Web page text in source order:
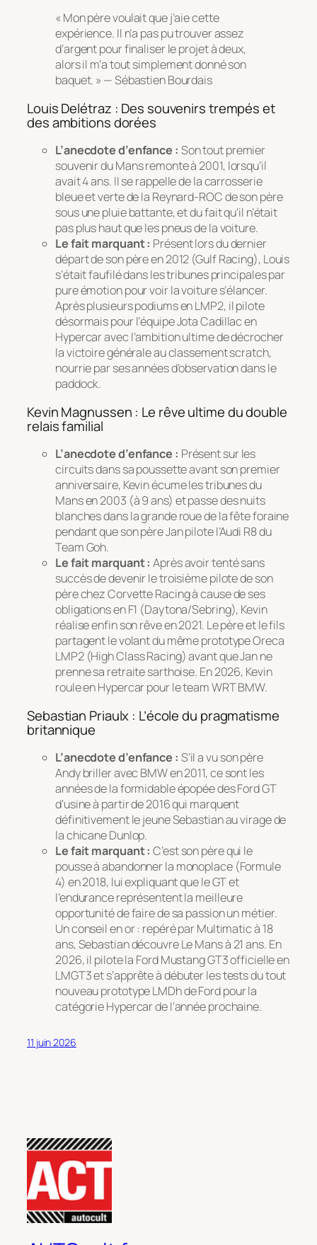
« Mon père voulait que j’aie cette
expérience. Il n’a pas pu trouver assez
d’argent pour finaliser le projet à deux,
alors il m’a tout simplement donné son
baquet. » — Sébastien Bourdais
Louis Delétraz : Des souvenirs trempés et
des ambitions dorées
L’anecdote d’enfance : Son tout premier
souvenir du Mans remonte à 2001, lorsqu’il
avait 4 ans. Il se rappelle de la carrosserie
bleue et verte de la Reynard-ROC de son père
sous une pluie battante, et du fait qu’il n’était
pas plus haut que les pneus de la voiture.
Le fait marquant : Présent lors du dernier
départ de son père en 2012 (Gulf Racing), Louis
s’était faufilé dans les tribunes principales par
pure émotion pour voir la voiture s’élancer.
Après plusieurs podiums en LMP2, il pilote
désormais pour l’équipe Jota Cadillac en
Hypercar avec l’ambition ultime de décrocher
la victoire générale au classement scratch,
nourrie par ses années d’observation dans le
paddock.
Kevin Magnussen : Le rêve ultime du double
relais familial
L’anecdote d’enfance : Présent sur les
circuits dans sa poussette avant son premier
anniversaire, Kevin écume les tribunes du
Mans en 2003 (à 9 ans) et passe des nuits
blanches dans la grande roue de la fête foraine
pendant que son père Jan pilote l’Audi R8 du
Team Goh.
Le fait marquant : Après avoir tenté sans
succès de devenir le troisième pilote de son
père chez Corvette Racing à cause de ses
obligations en F1 (Daytona/Sebring), Kevin
réalise enfin son rêve en 2021. Le père et le fils
partagent le volant du même prototype Oreca
LMP2 (High Class Racing) avant que Jan ne
prenne sa retraite sarthoise. En 2026, Kevin
roule en Hypercar pour le team WRT BMW.
Sebastian Priaulx : L’école du pragmatisme
britannique
L’anecdote d’enfance : S’il a vu son père
Andy briller avec BMW en 2011, ce sont les
années de la formidable épopée des Ford GT
d’usine à partir de 2016 qui marquent
définitivement le jeune Sebastian au virage de
la chicane Dunlop.
Le fait marquant : C’est son père qui le
pousse à abandonner la monoplace (Formule
4) en 2018, lui expliquant que le GT et
l’endurance représentent la meilleure
opportunité de faire de sa passion un métier.
Un conseil en or : repéré par Multimatic à 18
ans, Sebastian découvre Le Mans à 21 ans. En
2026, il pilote la Ford Mustang GT3 officielle en
LMGT3 et s’apprête à débuter les tests du tout
nouveau prototype LMDh de Ford pour la
catégorie Hypercar de l’année prochaine.
11 juin 2026